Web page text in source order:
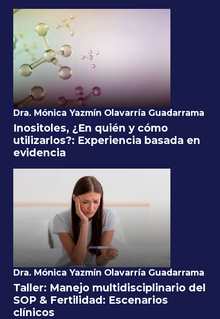
Dra. Mónica Yazmín Olavarría Guadarrama
Inositoles, ¿En quién y cómo
utilizarlos?: Experiencia basada en
evidencia
Dra. Mónica Yazmín Olavarría Guadarrama
Taller: Manejo multidisciplinario del
SOP & Fertilidad: Escenarios
clínicos